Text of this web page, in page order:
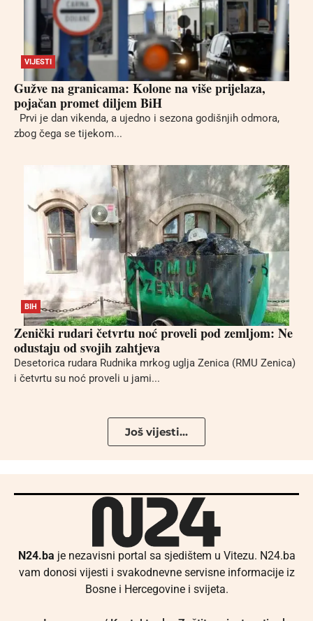
VIJESTI
Gužve na granicama: Kolone na više prijelaza,
pojačan promet diljem BiH
Prvi je dan vikenda, a ujedno i sezona godišnjih odmora,
zbog čega se tijekom...
BIH
Zenički rudari četvrtu noć proveli pod zemljom: Ne
odustaju od svojih zahtjeva
Desetorica rudara Rudnika mrkog uglja Zenica (RMU Zenica)
i četvrtu su noć proveli u jami...
Još vijesti...
N24.ba je nezavisni portal sa sjedištem u Vitezu. N24.ba
vam donosi vijesti i svakodnevne servisne informacije iz
Bosne i Hercegovine i svijeta.